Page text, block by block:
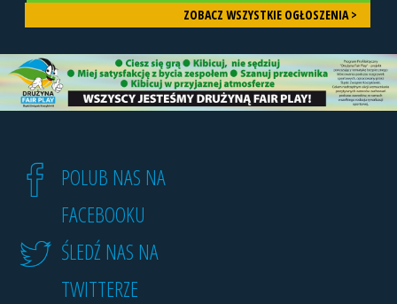
ZOBACZ WSZYSTKIE OGŁOSZENIA >
POLUB NAS NA
FACEBOOKU
ŚLEDŹ NAS NA
TWITTERZE